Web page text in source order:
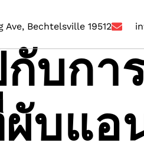
Ave, Bechtelsville 19512
บกา
บแอ